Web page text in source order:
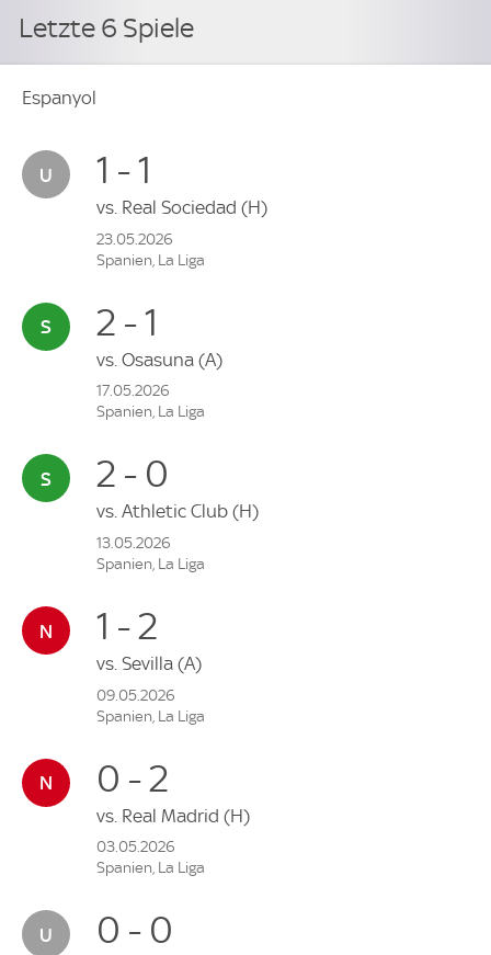
Letzte 6 Spiele
Espanyol
1 - 1
vs. Real Sociedad (H)
23.05.2026
Spanien, La Liga
2 - 1
vs. Osasuna (A)
17.05.2026
Spanien, La Liga
2 - 0
vs. Athletic Club (H)
13.05.2026
Spanien, La Liga
1 - 2
vs. Sevilla (A)
09.05.2026
Spanien, La Liga
0 - 2
vs. Real Madrid (H)
03.05.2026
Spanien, La Liga
0 - 0